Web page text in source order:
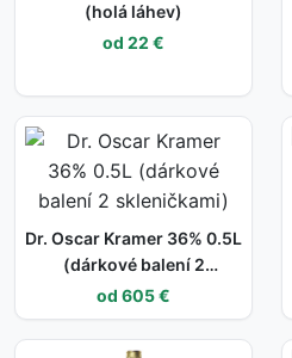
(holá láhev)
od 22 €
Dr. Oscar Kramer 36% 0.5L
(dárkové balení 2
skleničkami)
od 605 €